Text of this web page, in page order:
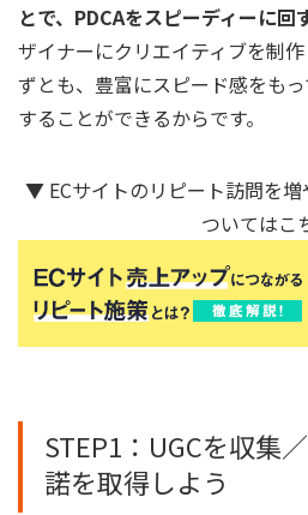
とで、PDCAをスピーディーに回
ザイナーにクリエイティブを制
ずとも、豊富にスピード感をも
することができるからです。
▼ ECサイトのリピート訪問を
ついてはこ
STEP1：UGCを収集
諾を取得しよう